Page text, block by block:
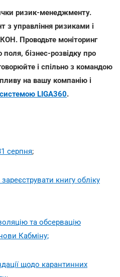
ризик-менеджменту.
з управління ризиками і
Проводьте моніторинг
поля, бізнес-розвідку про
і спільно з командою
на вашу компанію і
LIGA360.
серпня;
книгу обліку
та обсервацію
Кабміну;
щодо карантинних